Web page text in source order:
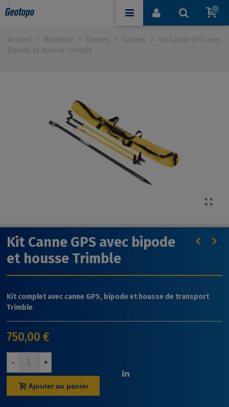
0
Accueil > Boutique > Cannes > Cannes >
Kit Canne GPS avec
bipode et housse Trimble
Kit Canne GPS avec bipode
et housse Trimble
Kit complet avec canne GPS, bipode et housse de transport
Trimble
750,00 €
- +
Ajouter au panier